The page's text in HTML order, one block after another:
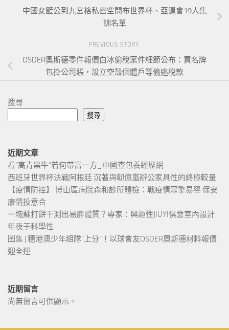
中國女籃公到九宮格私密空間布世界杯、亞運會19人集
訓名單
PREVIOUS STORY
OSDER奧斯德零件報價白冰偷稅案件細節公布：買名牌
包掛公司賬，設立空殼個體戶等偷逃稅款
搜尋
搜尋
近期文章
看“高青黑牛”若何帶富一方_中國查包養經歷網
西班牙世界杯決戰阿根廷 沉著與韌億嵐辦公家具性的終極較量
【疫情防控】 博山區病院森和診所體檢：戰疫情眾擎易舉 保安
康情投意合
一塊蘇打餅干測出易胖體質？專家：興趣性JIUYI俱意室內設計
年夜于科學性
圖集 | 穗港澳少年組隊“上分“！以球會友OSDER奧斯德材料報價
迎全運
近期留言
尚無留言可供顯示。